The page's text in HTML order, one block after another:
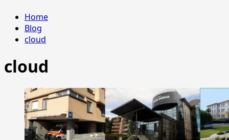
Home
Blog
cloud
cloud